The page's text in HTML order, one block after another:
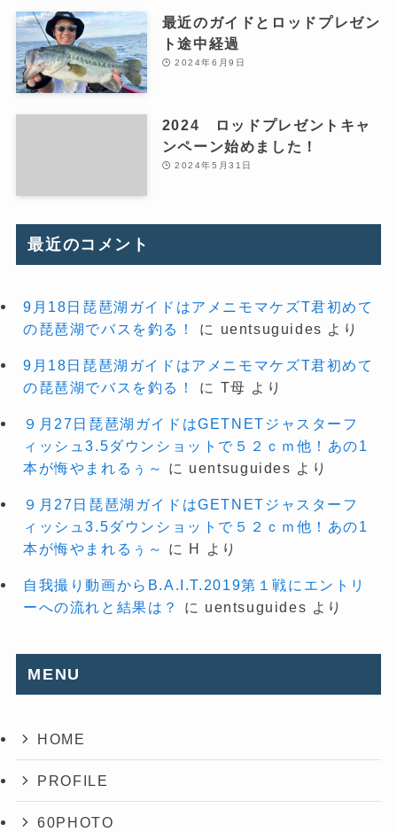
最近のガイドとロッドプレゼン
ト途中経過
2024年6月9日
2024 ロッドプレゼントキャ
ンペーン始めました！
2024年5月31日
最近のコメント
9月18日琵琶湖ガイドはアメニモマケズT君初めて
の琵琶湖でバスを釣る！
に uentsuguides より
9月18日琵琶湖ガイドはアメニモマケズT君初めて
の琵琶湖でバスを釣る！
に T母 より
９月27日琵琶湖ガイドはGETNETジャスターフ
ィッシュ3.5ダウンショットで５２ｃｍ他！あの1
本が悔やまれるぅ～
に uentsuguides より
９月27日琵琶湖ガイドはGETNETジャスターフ
ィッシュ3.5ダウンショットで５２ｃｍ他！あの1
本が悔やまれるぅ～
に H より
自我撮り動画からB.A.I.T.2019第１戦にエントリ
ーへの流れと結果は？
に uentsuguides より
MENU
HOME
PROFILE
60PHOTO